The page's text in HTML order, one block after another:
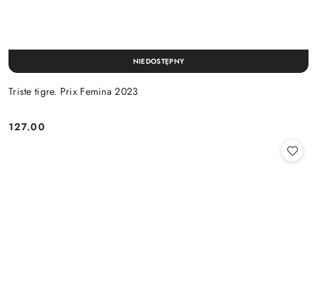
Triste tigre. Prix Femina 2023
Cena:
127.00
NIEDOSTĘPNY